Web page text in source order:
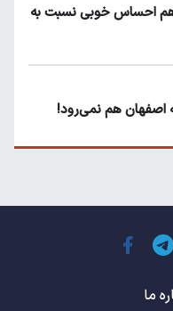
هم احساس خوبی نسبت به
اصفهان هم نمی‌رود!
ما